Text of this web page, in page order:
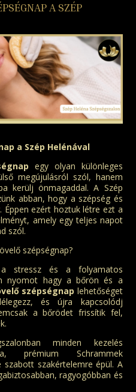
A SZÉP
a Szép Helénával
egy olyan különleges
megújulásról szól, hanem
kerülj önmagaddal. A Szép
abban, hogy a szépség és
Éppen ezért hoztuk létre ezt a
amely egy teljes napot
szól.
szépségnap?
a stressz és a folyamatos
nyomot hagy a bőrön és a
szépségnap lehetőséget
és újra kapcsolódj
a bőrödet frissítik fel,
minden kezelés
prémium Schrammek
szakértelemre épül. A
ragyogóbban és